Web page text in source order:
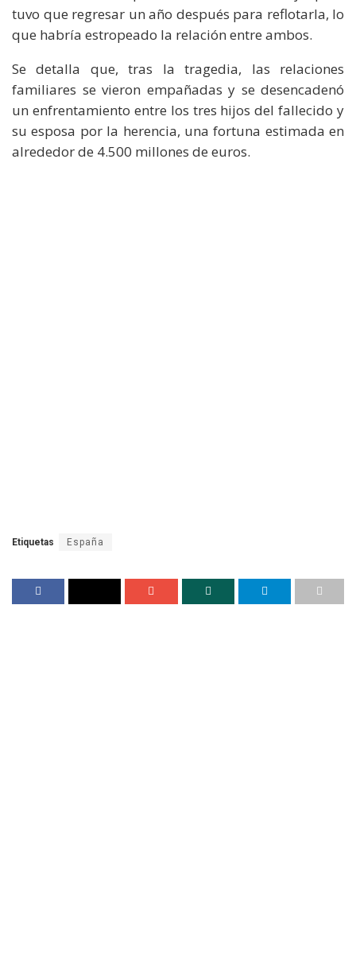
tuvo que regresar un año después para reflotarla, lo
que habría estropeado la relación entre ambos.
Se detalla que, tras la tragedia, las relaciones
familiares se vieron empañadas y se desencadenó
un enfrentamiento entre los tres hijos del fallecido y
su esposa por la herencia, una fortuna estimada en
alrededor de 4.500 millones de euros.
Etiquetas España